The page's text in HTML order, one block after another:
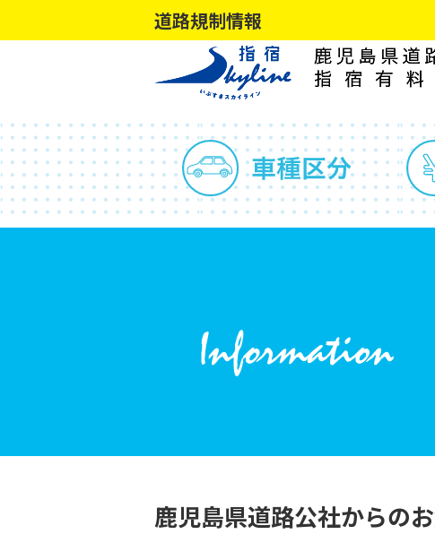
コ
ツ
へ
ス
キ
ッ
ナ
シ
ョ
ン
に
移
道路規制情報
鹿児島県道路公社からの